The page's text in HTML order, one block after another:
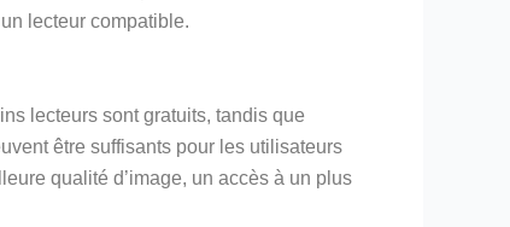
lecteur compatible.
lecteurs sont gratuits, tandis que
être suffisants pour les utilisateurs
qualité d’image, un accès à un plus